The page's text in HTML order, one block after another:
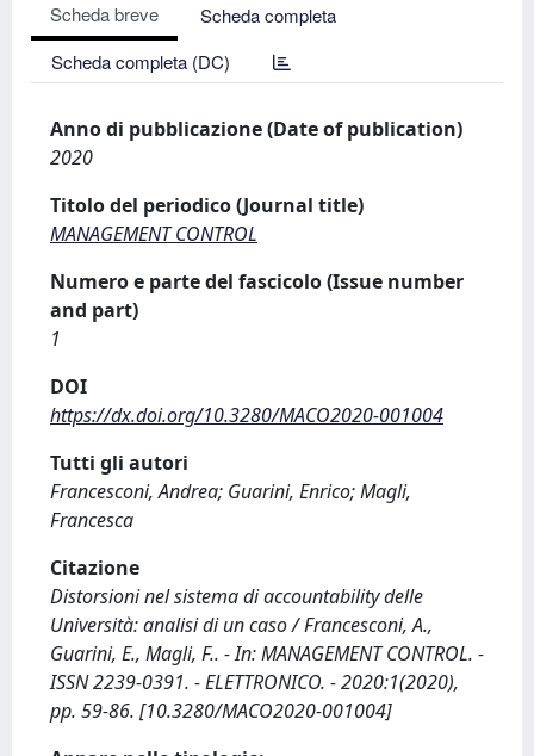
Scheda breve
Scheda completa
Scheda completa (DC)
Anno di pubblicazione (Date of publication)
2020
Titolo del periodico (Journal title)
MANAGEMENT CONTROL
Numero e parte del fascicolo (Issue number
and part)
1
DOI
https://dx.doi.org/10.3280/MACO2020-001004
Tutti gli autori
Francesconi, Andrea; Guarini, Enrico; Magli,
Francesca
Citazione
Distorsioni nel sistema di accountability delle
Università: analisi di un caso / Francesconi, A.,
Guarini, E., Magli, F.. - In: MANAGEMENT CONTROL. -
ISSN 2239-0391. - ELETTRONICO. - 2020:1(2020),
pp. 59-86. [10.3280/MACO2020-001004]